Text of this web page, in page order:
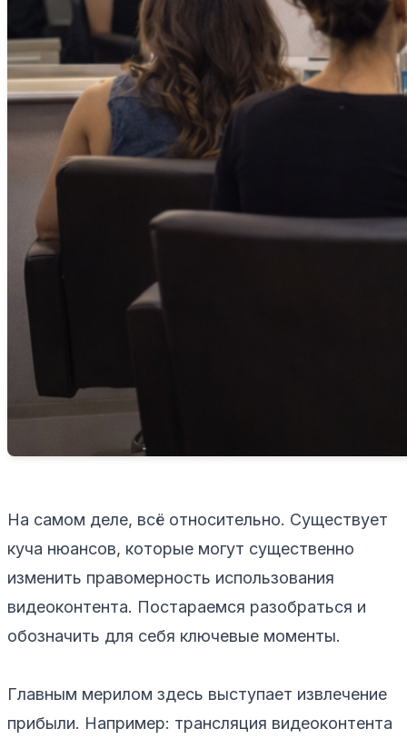
На самом деле, всё относительно. Существует
куча нюансов, которые могут существенно
изменить правомерность использования
видеоконтента. Постараемся разобраться и
обозначить для себя ключевые моменты.
Главным мерилом здесь выступает извлечение
прибыли. Например: трансляция видеоконтента